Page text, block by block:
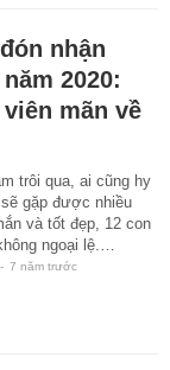
nhận
2020:
mãn về
trôi qua, ai cũng hy
gặp được nhiều
và tốt đẹp, 12 con
ngoại lệ.…
- 7 năm trước